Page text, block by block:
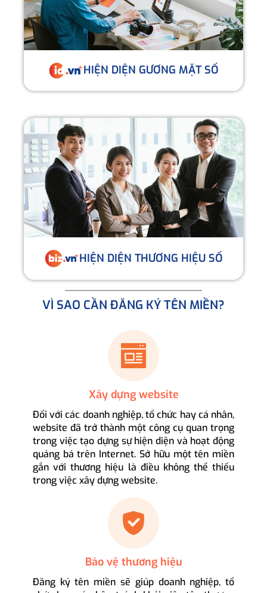
HIỆN DIỆN GƯƠNG MẶT SỐ
HIỆN DIỆN THƯƠNG HIỆU SỐ
VÌ SAO CẦN ĐĂNG KÝ TÊN MIỀN?
Xây dựng website
Đối với các doanh nghiệp, tổ chức hay cá nhân,
website đã trở thành một công cụ quan trọng
trong việc tạo dựng sự hiện diện và hoạt động
quảng bá trên Internet. Sở hữu một tên miền
gắn với thương hiệu là điều không thể thiếu
trong việc xây dựng website.
Bảo vệ thương hiệu
Đăng ký tên miền sẽ giúp doanh nghiệp, tổ